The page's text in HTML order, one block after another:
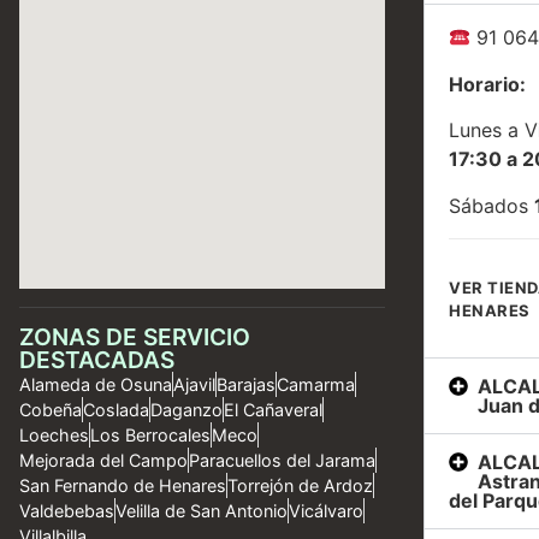
ZONAS DE SERVICIO
DESTACADAS
Alameda de OsunaAjavilBarajasCamarma
CobeñaCosladaDaganzoEl Cañaveral
LoechesLos BerrocalesMeco
Mejorada del CampoParacuellos del Jarama
San Fernando de HenaresTorrejón de Ardoz
ValdebebasVelilla de San AntonioVicálvaro
91
Horario:
Lunes a
17:30 a
Sábados
VER
HENARES
Juan
del